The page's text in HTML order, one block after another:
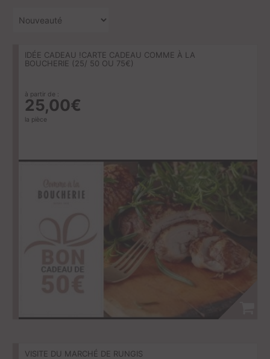
IDÉE CADEAU !CARTE CADEAU COMME À LA
BOUCHERIE (25/ 50 OU 75€)
à partir de :
25,00€
la pièce
VISITE DU MARCHÉ DE RUNGIS